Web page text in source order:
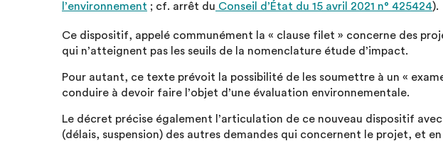
l’environnement ; cf. arrêt du Conseil d’État du 15 avril 2021 n° 425424).
Ce dispositif, appelé communément la « clause filet » concerne des
qui n’atteignent pas les seuils de la nomenclature étude d’impact.
Pour autant, ce texte prévoit la possibilité de les soumettre à un «
conduire à devoir faire l’objet d’une évaluation environnementale.
Le décret précise également l’articulation de ce nouveau dispositif
(délais, suspension) des autres demandes qui concernent le projet, et